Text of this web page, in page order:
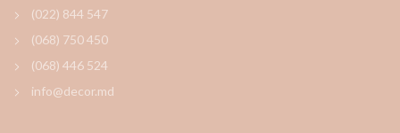
(022) 844 547
(068) 750 450
(068) 446 524
info@decor.md